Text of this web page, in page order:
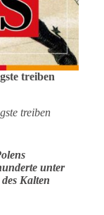
treiben
treiben
unter
Kalten